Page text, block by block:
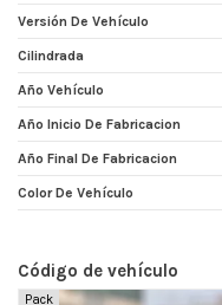
Versión De Vehículo
Cilindrada
Año Vehículo
Año Inicio De Fabricacion
Año Final De Fabricacion
Color De Vehículo
Código de vehículo
Pack